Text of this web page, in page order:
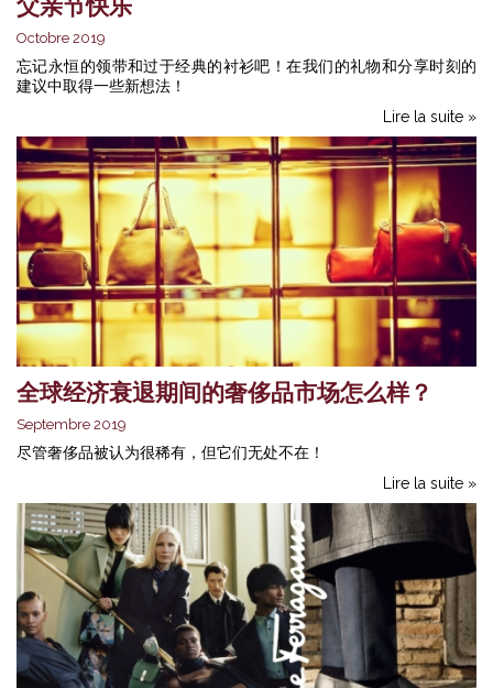
父亲节快乐
Octobre 2019
忘记永恒的领带和过于经典的衬衫吧！在我们的礼物和分享时刻的
建议中取得一些新想法！
Lire la suite »
全球经济衰退期间的奢侈品市场怎么样？
Septembre 2019
尽管奢侈品被认为很稀有，但它们无处不在！
Lire la suite »